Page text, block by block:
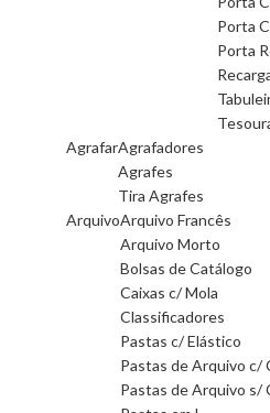
Porta
Porta
AgrafarAgrafadores
Agrafes
Tira Agrafes
ArquivoArquivo Francês
Arquivo Morto
Bolsas de Catálogo
Caixas c/ Mola
Classificadores
Pastas c/ Elástico
Pastas de Arquivo c/
Pastas de Arquivo s/